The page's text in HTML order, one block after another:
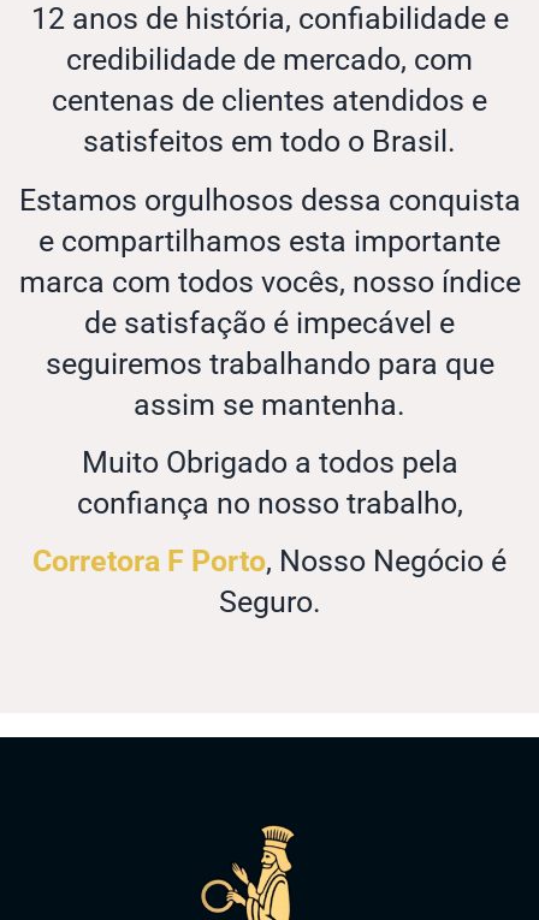
12 anos de história, confiabilidade e
credibilidade de mercado, com
centenas de clientes atendidos e
satisfeitos em todo o Brasil.
Estamos orgulhosos dessa conquista
e compartilhamos esta importante
marca com todos vocês, nosso índice
de satisfação é impecável e
seguiremos trabalhando para que
assim se mantenha.
Muito Obrigado a todos pela
confiança no nosso trabalho,
Corretora F Porto, Nosso Negócio é
Seguro.